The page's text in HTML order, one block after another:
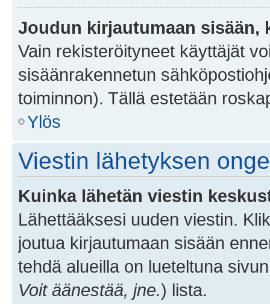
Joudun kirjautumaan sisään,
Vain rekisteröityneet käyttäjät
sisäänrakennetun
toiminnon). Tällä estetään
Ylös
Viestin lähetyksen
Kuinka lähetän viestin
Lähettääksesi uuden viestin.
joutua kirjautumaan sisään
tehdä alueilla on lueteltuna
Voit äänestää, jne.) lista.